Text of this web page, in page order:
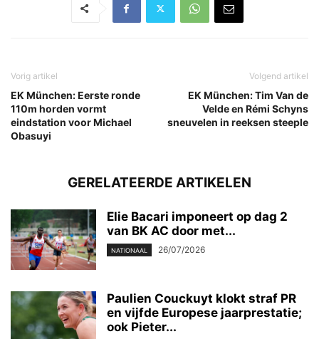
Vorig artikel
EK München: Eerste ronde
110m horden vormt
eindstation voor Michael
Obasuyi
Volgend artikel
EK München: Tim Van de
Velde en Rémi Schyns
sneuvelen in reeksen steeple
GERELATEERDE ARTIKELEN
Elie Bacari imponeert op dag 2
van BK AC door met...
NATIONAAL 26/07/2026
Paulien Couckuyt klokt straf PR
en vijfde Europese jaarprestatie;
ook Pieter...